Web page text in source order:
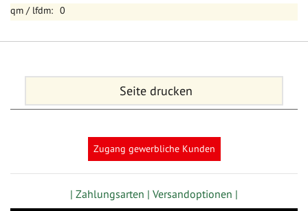
0
Seite drucken
Zugang gewerbliche Kunden
| Zahlungsarten | Versandoptionen |